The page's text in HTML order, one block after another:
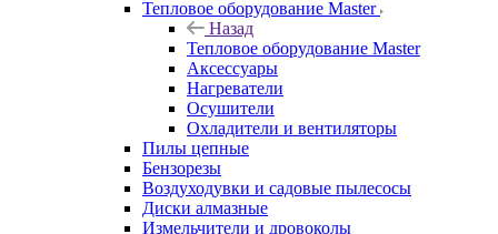
Тепловое оборудование Master
Назад
Тепловое оборудование Master
Аксессуары
Нагреватели
Осушители
Охладители и вентиляторы
Пилы цепные
Бензорезы
Воздуходувки и садовые пылесосы
Диски алмазные
Измельчители и дровоколы